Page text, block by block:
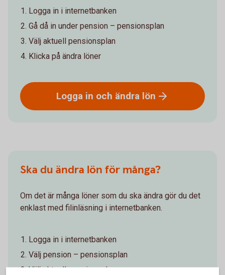
Logga in i internetbanken
Gå då in under pension – pensionsplan
Välj aktuell pensionsplan
Klicka på ändra löner
Logga in och ändra lön
Ska du ändra lön för många?
Om det är många löner som du ska ändra gör du det
enklast med filinläsning i internetbanken.
Logga in i internetbanken
Välj pension – pensionsplan
Välj aktuell pensionsplan